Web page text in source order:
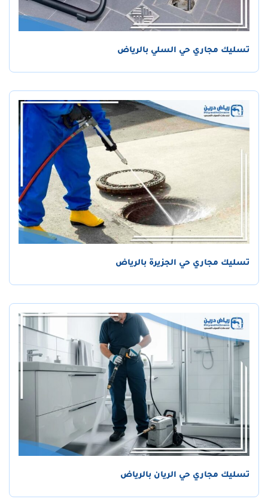
تسليك مجاري حي السلي بالرياض
تسليك مجاري حي الجزيرة بالرياض
تسليك مجاري حي الريان بالرياض